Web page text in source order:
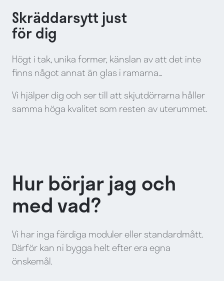
Skräddarsytt just
för dig
Högt i tak, unika former, känslan av att det inte
finns något annat än glas i ramarna…
Vi hjälper dig och ser till att skjutdörrarna håller
samma höga kvalitet som resten av uterummet.
Hur börjar jag och
med vad?
Vi har inga färdiga moduler eller standardmått.
Därför kan ni bygga helt efter era egna
önskemål.